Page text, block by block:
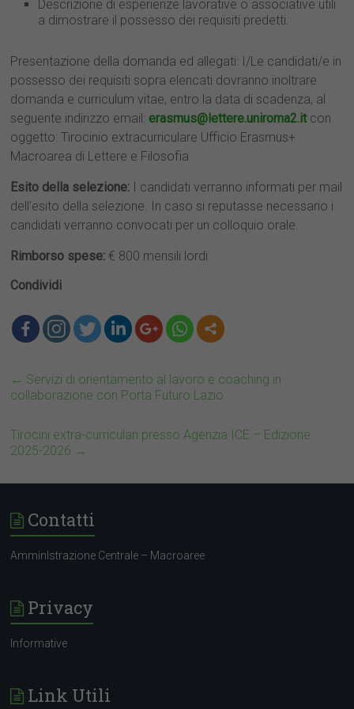
Descrizione di esperienze lavorative o associative utili
a dimostrare il possesso dei requisiti predetti.
Presentazione della domanda ed allegati: I/Le candidati/e in
possesso dei requisiti sopra elencati dovranno inoltrare
domanda e curriculum vitae, entro la data di scadenza, al
seguente indirizzo email:erasmus@lettere.uniroma2.itcon
oggetto: Tirocinio extracurriculare Ufficio Erasmus+
Macroarea di Lettere e Filosofia
Esito della selezione: I candidati verranno informati per mail
dell’esito della selezione. In caso si reputasse necessario i
candidati verranno convocati per un colloquio orale.
Rimborso spese: € 800 mensili lordi
Condividi
← Servizi di orientamento al lavoro e coaching in
collaborazione con Porta Futuro Lazio
Tirocini extra-curriculari presso Agenzia ICE – Edizione
2025-2026 →
Contatti
AmminIstrazione Centrale – Macroaree
Privacy
Informative
Link Utili